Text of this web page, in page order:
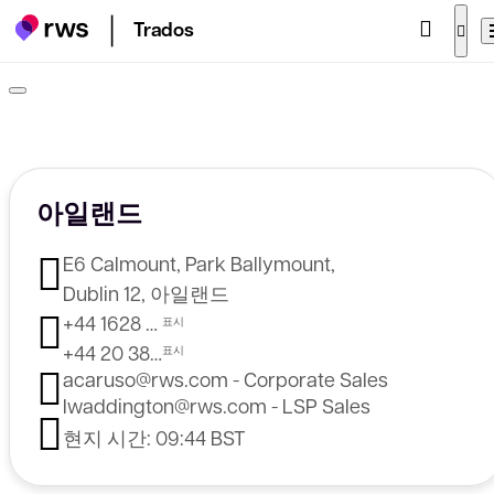
Trados
아일랜드
E6 Calmount, Park Ballymount,
Dublin 12, 아일랜드
+44 1628 410 100 - Corporate Sales
+44 20 3821 5314 - LSP Sales
acaruso@rws.com - Corporate Sales
lwaddington@rws.com - LSP Sales
현지 시간: 09:44 BST